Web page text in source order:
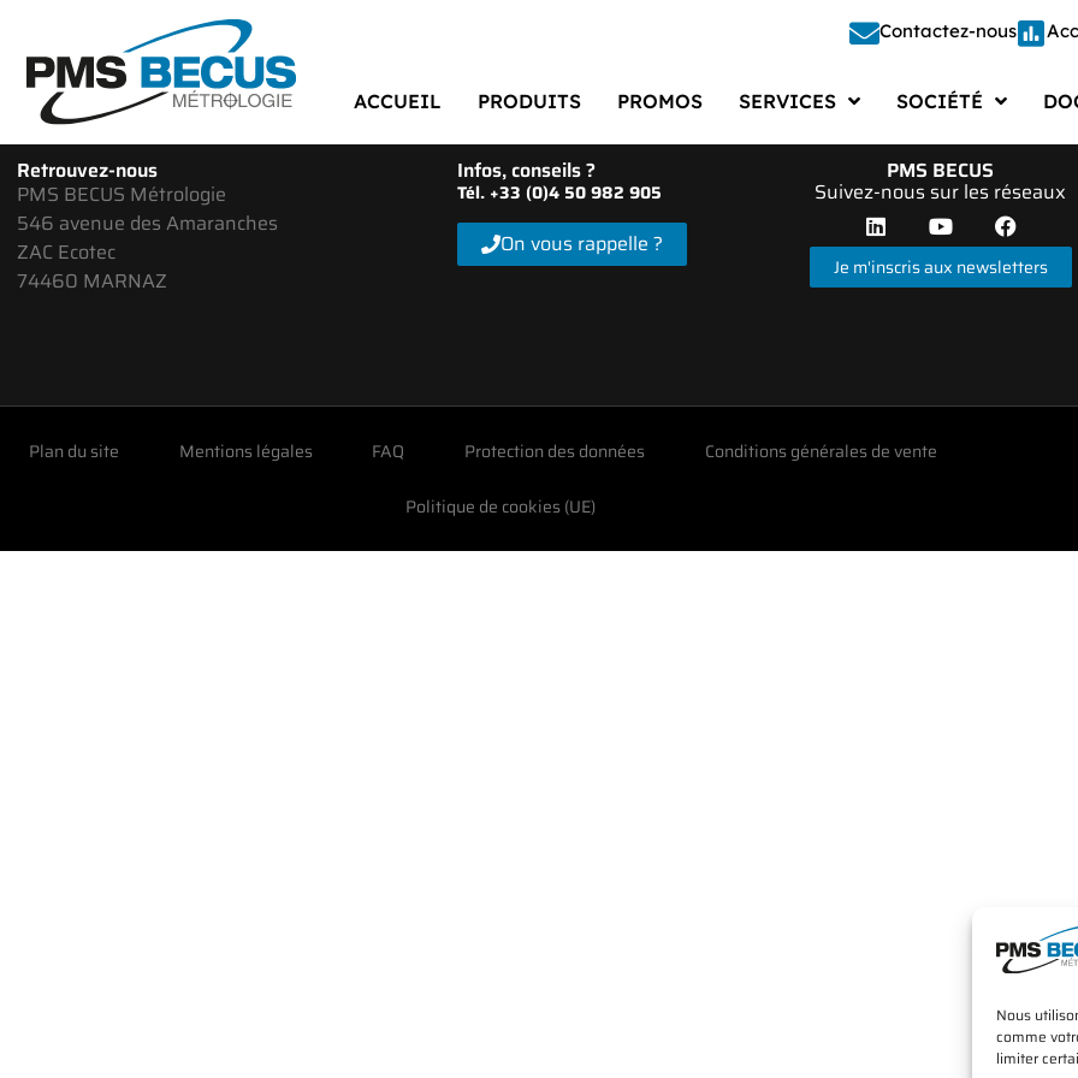
Nous
comme
limiter
Contactez-nous
ACCUEIL PRODUITS PROMOS SERVICES
Étalonnage
Étude – Conception
Fabrication
Gestion des Moyens de Mesure
SOCIÉTÉ
Société
Recrutements
Actualités
FAQ
Retrouvez-nous
PMS BECUS Métrologie
546 avenue des Amaranches
ZAC Ecotec
74460 MARNAZ
Infos, conseils ?
Tél. +33 (0)4 50 982 905
On vous rappelle ?
PMS BECUS
Suivez-nous sur les réseaux
Je m'inscris aux newsletters
Plan du site Mentions légales FAQ Protection des données Conditions générales de vente
Politique de cookies (UE)